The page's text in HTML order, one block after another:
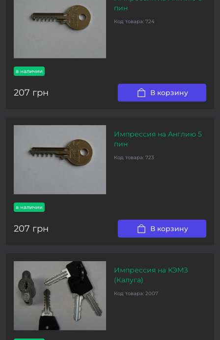
в наличии
пин
Код товара: 724
207 грн В корзину
в наличии
Импрессия на Англию 5
пин
Код товара: 723
207 грн В корзину
Импрессия на КЭМЗ
(Калуга)
Код товара: 2007